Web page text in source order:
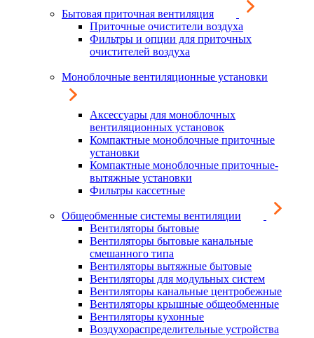
Бытовая приточная вентиляция
Приточные очистители воздуха
Фильтры и опции для приточных
очистителей воздуха
Моноблочные вентиляционные установки
Аксессуары для моноблочных
вентиляционных установок
Компактные моноблочные приточные
установки
Компактные моноблочные приточные-
вытяжные установки
Фильтры кассетные
Общеобменные системы вентиляции
Вентиляторы бытовые
Вентиляторы бытовые канальные
смешанного типа
Вентиляторы вытяжные бытовые
Вентиляторы для модульных систем
Вентиляторы канальные центробежные
Вентиляторы крышные общеобменные
Вентиляторы кухонные
Воздухораспределительные устройства